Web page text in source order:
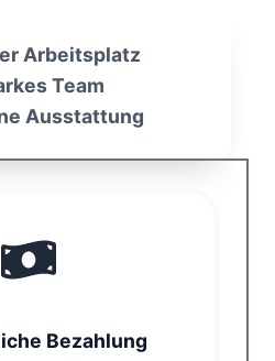
Arbeitsplatz
Team
Ausstattung
Bezahlung